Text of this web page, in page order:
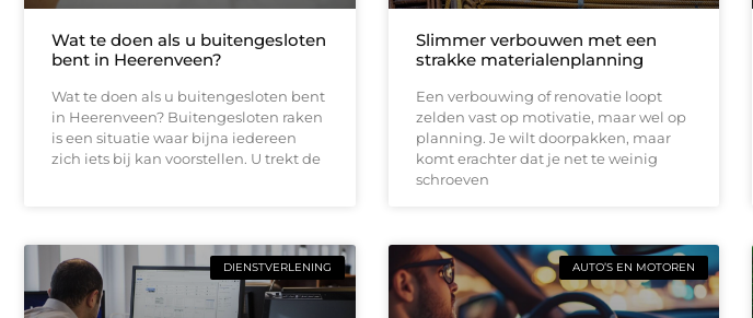
Wat te doen als u buitengesloten
bent in Heerenveen?
Wat te doen als u buitengesloten bent
in Heerenveen? Buitengesloten raken
is een situatie waar bijna iedereen
zich iets bij kan voorstellen. U trekt de
Slimmer verbouwen met een
strakke materialenplanning
Een verbouwing of renovatie loopt
zelden vast op motivatie, maar wel op
planning. Je wilt doorpakken, maar
komt erachter dat je net te weinig
schroeven
DIENSTVERLENING AUTO’S EN MOTOREN